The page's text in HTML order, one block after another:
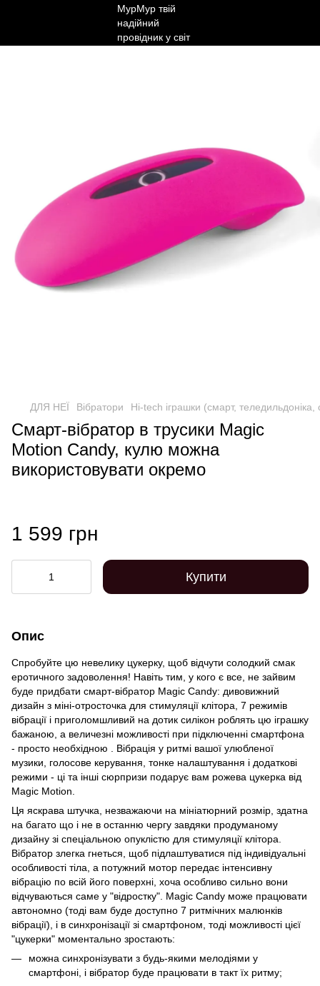
ДЛЯ НЕЇ Вібратори Hi-tech іграшки (смарт,
Смарт-вібратор в трусики Magic
Motion Candy, кулю можна
використовувати окремо
1 599 грн
Купити
Опис
Спробуйте цю невелику цукерку, щоб відчути солодкий смак
еротичного задоволення! Навіть тим, у кого є все, не зайвим
буде придбати смарт-вібратор Magic Candy: дивовижний
дизайн з міні-отросточка для стимуляції клітора, 7 режимів
вібрації і приголомшливий на дотик силікон роблять цю іграшку
бажаною, а величезні можливості при підключенні смартфона
- просто необхідною . Вібрація у ритмі вашої улюбленої
музики, голосове керування, тонке налаштування і додаткові
режими - ці та інші сюрпризи подарує вам рожева цукерка від
Magic Motion.
Ця яскрава штучка, незважаючи на мініатюрний розмір, здатна
на багато що і не в останню чергу завдяки продуманому
дизайну зі спеціальною опуклістю для стимуляції клітора.
Вібратор злегка гнеться, щоб підлаштуватися під індивідуальні
особливості тіла, а потужний мотор передає інтенсивну
вібрацію по всій його поверхні, хоча особливо сильно вони
відчуваються саме у "відростку". Magic Candy може працювати
автономно (тоді вам буде доступно 7 ритмічних малюнків
вібрації), і в синхронізації зі смартфоном, тоді можливості цієї
"цукерки" моментально зростають:
можна синхронізувати з будь-якими мелодіями у
смартфоні, і вібратор буде працювати в такт їх ритму;